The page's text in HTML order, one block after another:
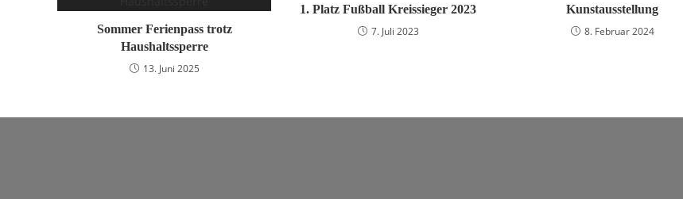
Sommer Ferienpass trotz
Haushaltssperre
13. Juni 2025
1. Platz Fußball Kreissieger 2023
7. Juli 2023
Kunstausstellung
8. Februar 2024